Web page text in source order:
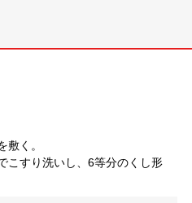
敷く。
こすり洗いし、6等分のくし形